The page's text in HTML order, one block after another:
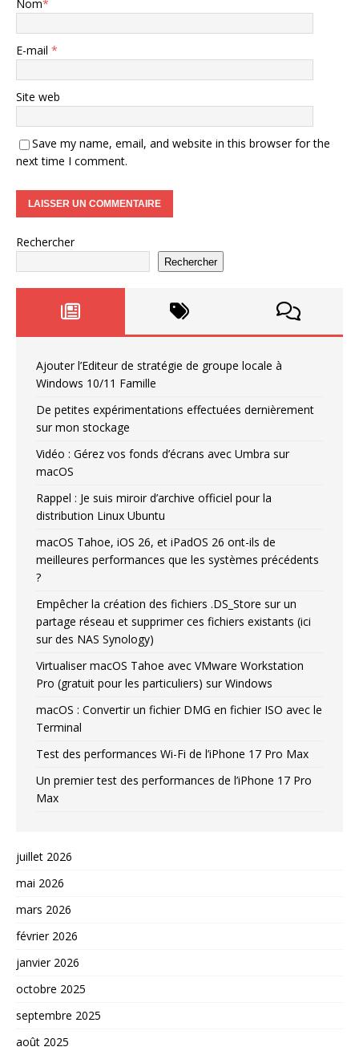
Nom*
E-mail *
Site web
Save my name, email, and website in this browser for the
next time I comment.
Rechercher
Rechercher
Ajouter l’Editeur de stratégie de groupe locale à
Windows 10/11 Famille
De petites expérimentations effectuées dernièrement
sur mon stockage
Vidéo : Gérez vos fonds d’écrans avec Umbra sur
macOS
Rappel : Je suis miroir d’archive officiel pour la
distribution Linux Ubuntu
macOS Tahoe, iOS 26, et iPadOS 26 ont-ils de
meilleures performances que les systèmes précédents
?
Empêcher la création des fichiers .DS_Store sur un
partage réseau et supprimer ces fichiers existants (ici
sur des NAS Synology)
Virtualiser macOS Tahoe avec VMware Workstation
Pro (gratuit pour les particuliers) sur Windows
macOS : Convertir un fichier DMG en fichier ISO avec le
Terminal
Test des performances Wi-Fi de l’iPhone 17 Pro Max
Un premier test des performances de l’iPhone 17 Pro
Max
juillet 2026
mai 2026
mars 2026
février 2026
janvier 2026
octobre 2025
septembre 2025
août 2025